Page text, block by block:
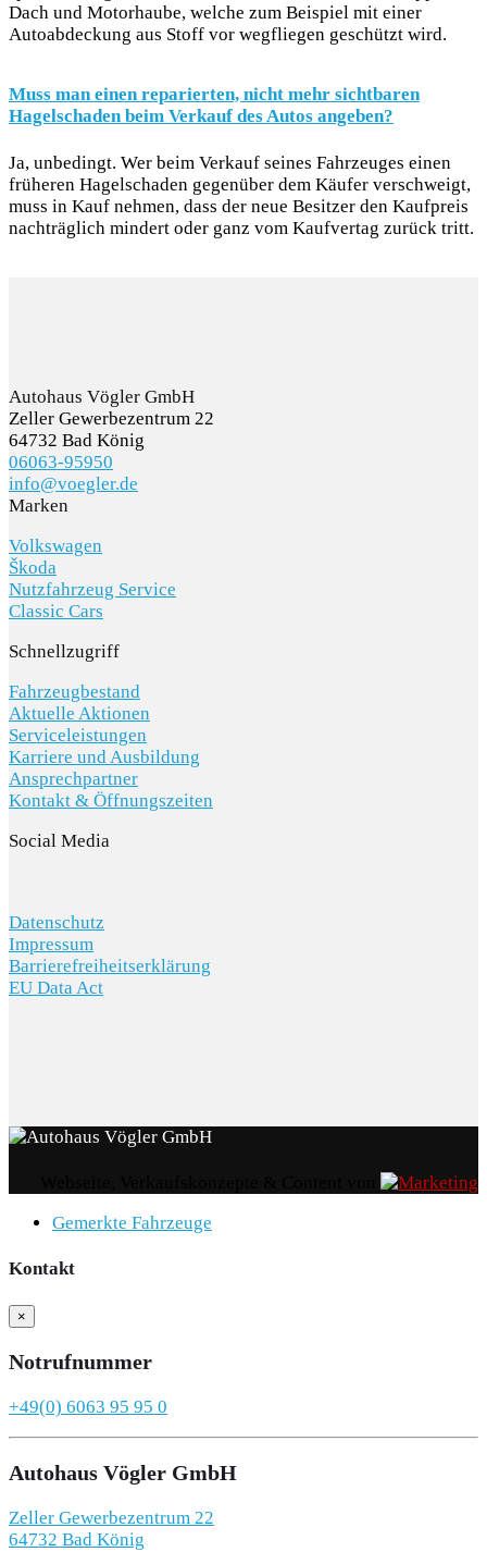
Dach und Motorhaube, welche zum Beispiel mit einer
Autoabdeckung aus Stoff vor wegfliegen geschützt wird.
Muss man einen reparierten, nicht mehr sichtbaren
Hagelschaden beim Verkauf des Autos angeben?
Ja, unbedingt. Wer beim Verkauf seines Fahrzeuges einen
früheren Hagelschaden gegenüber dem Käufer verschweigt,
muss in Kauf nehmen, dass der neue Besitzer den Kaufpreis
nachträglich mindert oder ganz vom Kaufvertag zurück tritt.
Autohaus Vögler GmbH
Zeller Gewerbezentrum 22
64732 Bad König
06063-95950
info@voegler.de
Marken
Volkswagen
Škoda
Nutzfahrzeug Service
Classic Cars
Schnellzugriff
Fahrzeugbestand
Aktuelle Aktionen
Serviceleistungen
Karriere und Ausbildung
Ansprechpartner
Kontakt & Öffnungszeiten
Social Media
Datenschutz
Impressum
Barrierefreiheitserklärung
EU Data Act
Gemerkte Fahrzeuge
Kontakt
×
Notrufnummer
+49(0) 6063 95 95 0
Autohaus Vögler GmbH
Zeller Gewerbezentrum 22
64732 Bad König